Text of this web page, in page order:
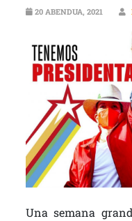
20 ABENDUA, 2021
Una semana